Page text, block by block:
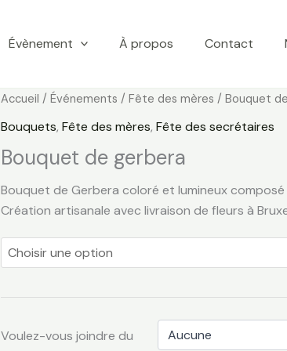
Évènement À propos Contact
Accueil / Événements / Fête des mères / Bouquet
Bouquets, Fête des mères, Fête des secrétaires
Bouquet de gerbera
Bouquet de Gerbera coloré et lumineux
Création artisanale avec livraison de fleurs à
Voulez-vous joindre du
quantité
Bouquet
de
Plage
de
prix :
€ 33,00
€ 70,00